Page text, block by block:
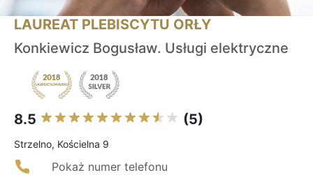
LAUREAT PLEBISCYTU ORŁY
Konkiewicz Bogusław. Usługi elektryczne
8.5 (5)
Strzelno, Kościelna 9
Pokaż numer telefonu